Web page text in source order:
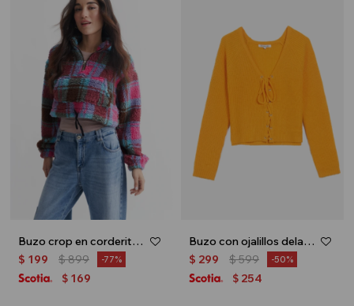
Buzo crop en corderito estampado - Fucsia
$ 199 $899 77
$ 169
Buzo con ojalillos delanteros - Amarillo
$ 299 $599 50
$ 254